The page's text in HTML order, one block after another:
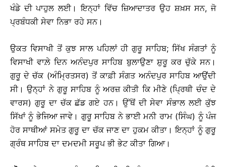
ਖੰਡੇ ਦੀ ਪਾਹੁਲ ਲਈ। ਇਨ੍ਹਾਂ ਵਿੱਚ ਜ਼ਿਆਦਾਤਰ ਉਹ ਸ਼ਖ਼ਸ ਸਨ, ਜੋ
ਪ੍ਰਬੰਧਕੀ ਸੇਵਾ ਨਿਭਾ ਰਹੇ ਸਨ।
ਉਕਤ ਵਿਸਾਖੀ ਤੋਂ ਕੁਝ ਸਾਲ ਪਹਿਲਾਂ ਹੀ ਗੁਰੂ ਸਾਹਿਬ; ਸਿੱਖ ਸੰਗਤਾਂ ਨੂੰ
ਵਿਸਾਖੀ ਵਾਲ਼ੇ ਦਿਨ ਅਨੰਦਪੁਰ ਸਾਹਿਬ ਬੁਲਾਉਣਾ ਸ਼ੁਰੂ ਕਰ ਚੁੱਕੇ ਸਨ।
ਗੁਰੂ ਦੇ ਚੱਕ (ਅੰਮ੍ਰਿਤਸਰ) ਤੋਂ ਕਾਫ਼ੀ ਸੰਗਤ ਅਨੰਦਪੁਰ ਸਾਹਿਬ ਆਉਂਦੀ
ਸੀ। ਉਨ੍ਹਾਂ ਨੇ ਗੁਰੂ ਸਾਹਿਬ ਨੂੰ ਅਰਜ਼ ਕੀਤੀ ਕਿ ਮੀਣੇ (ਪ੍ਰਿਥੀ ਚੰਦ ਦੇ
ਵਾਰਸ) ਗੁਰੂ ਦਾ ਚੱਕ ਛੱਡ ਗਏ ਹਨ। ਉੱਥੋਂ ਦੀ ਸੇਵਾ ਸੰਭਾਲ ਲਈ ਕੁੱਝ
ਸਿੱਖਾਂ ਨੂੰ ਭੇਜਿਆ ਜਾਵੇ। ਗੁਰੂ ਸਾਹਿਬ ਨੇ ਭਾਈ ਮਨੀ ਰਾਮ (ਸਿੰਘ) ਨੂੰ ਪੰਜ
ਹੋਰ ਸਾਥੀਆਂ ਸਮੇਤ ਗੁਰੂ ਦਾ ਚੱਕ ਜਾਣ ਦਾ ਹੁਕਮ ਕੀਤਾ। ਇਨ੍ਹਾਂ ਨੂੰ ਗੁਰੂ
ਗ੍ਰੰਥ ਸਾਹਿਬ ਦਾ ਦਮਦਮੀ ਸਰੂਪ ਭੀ ਭੇਟ ਕੀਤਾ ਗਿਆ।